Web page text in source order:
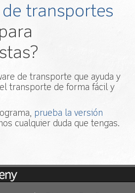
transportes
de transporte que ayuda y
transporte de forma fácil y
prueba la versión
cualquier duda que tengas.